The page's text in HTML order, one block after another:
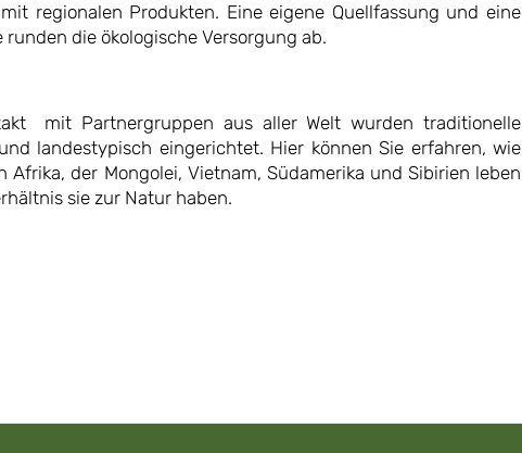
regionalen Produkten. Eine eigene Quellfassung und eine
die ökologische Versorgung ab.
mit Partnergruppen aus aller Welt wurden traditionelle
landestypisch eingerichtet. Hier können Sie erfahren, wie
Afrika, der Mongolei, Vietnam, Südamerika und Sibirien leben
sie zur Natur haben.